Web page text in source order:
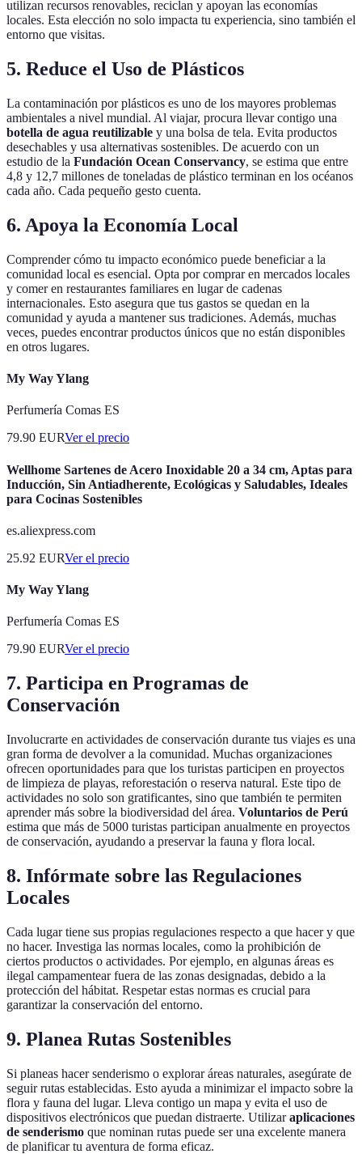
utilizan recursos renovables, reciclan y apoyan las economías
locales. Esta elección no solo impacta tu experiencia, sino también el
entorno que visitas.
5. Reduce el Uso de Plásticos
La contaminación por plásticos es uno de los mayores problemas
ambientales a nivel mundial. Al viajar, procura llevar contigo una
botella de agua reutilizable y una bolsa de tela. Evita productos
desechables y usa alternativas sostenibles. De acuerdo con un
estudio de la Fundación Ocean Conservancy, se estima que entre
4,8 y 12,7 millones de toneladas de plástico terminan en los océanos
cada año. Cada pequeño gesto cuenta.
6. Apoya la Economía Local
Comprender cómo tu impacto económico puede beneficiar a la
comunidad local es esencial. Opta por comprar en mercados locales
y comer en restaurantes familiares en lugar de cadenas
internacionales. Esto asegura que tus gastos se quedan en la
comunidad y ayuda a mantener sus tradiciones. Además, muchas
veces, puedes encontrar productos únicos que no están disponibles
en otros lugares.
My Way Ylang
Perfumería Comas ES
79.90 EURVer el precio
Wellhome Sartenes de Acero Inoxidable 20 a 34 cm, Aptas para
Inducción, Sin Antiadherente, Ecológicas y Saludables, Ideales
para Cocinas Sostenibles
es.aliexpress.com
25.92 EURVer el precio
My Way Ylang
Perfumería Comas ES
79.90 EURVer el precio
7. Participa en Programas de
Conservación
Involucrarte en actividades de conservación durante tus viajes es una
gran forma de devolver a la comunidad. Muchas organizaciones
ofrecen oportunidades para que los turistas participen en proyectos
de limpieza de playas, reforestación o reserva natural. Este tipo de
actividades no solo son gratificantes, sino que también te permiten
aprender más sobre la biodiversidad del área. Voluntarios de Perú
estima que más de 5000 turistas participan anualmente en proyectos
de conservación, ayudando a preservar la fauna y flora local.
8. Infórmate sobre las Regulaciones
Locales
Cada lugar tiene sus propias regulaciones respecto a que hacer y que
no hacer. Investiga las normas locales, como la prohibición de
ciertos productos o actividades. Por ejemplo, en algunas áreas es
ilegal campamentear fuera de las zonas designadas, debido a la
protección del hábitat. Respetar estas normas es crucial para
garantizar la conservación del entorno.
9. Planea Rutas Sostenibles
Si planeas hacer senderismo o explorar áreas naturales, asegúrate de
seguir rutas establecidas. Esto ayuda a minimizar el impacto sobre la
flora y fauna del lugar. Lleva contigo un mapa y evita el uso de
dispositivos electrónicos que puedan distraerte. Utilizaraplicaciones
de senderismo que nominan rutas puede ser una excelente manera
de planificar tu aventura de forma eficaz.